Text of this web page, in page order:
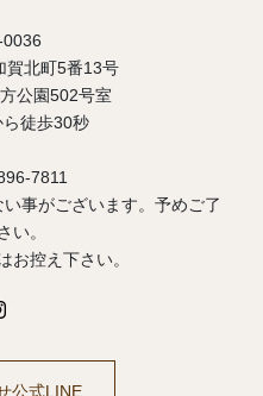
賀北町5番13号
公園502号室
徒歩30秒
7811
事がございます。予めご了
い。
お控え下さい。
公式LINE